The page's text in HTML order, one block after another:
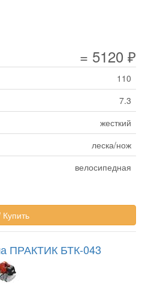
= 5120 ₽
110
7.3
жесткий
леска/нож
велосипедная
Купить
ПРАКТИК БТК-043